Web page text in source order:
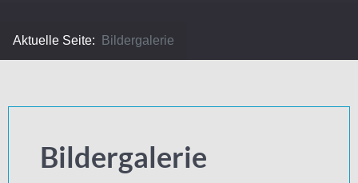
Aktuelle Seite: Bildergalerie
Bildergalerie